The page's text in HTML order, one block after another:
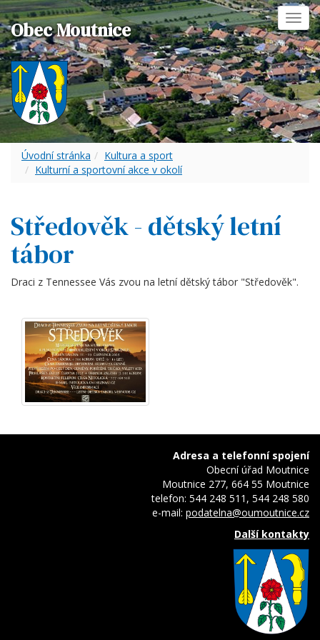
Obec Moutnice
Úvodní stránka
Kultura a sport
Kulturní a sportovní akce v okolí
Středověk - dětský letní
tábor
Draci z Tennessee Vás zvou na letní dětský tábor "Středověk".
Adresa a telefonní spojení
Obecní úřad Moutnice
Moutnice 277, 664 55 Moutnice
telefon: 544 248 511, 544 248 580
e-mail: podatelna@oumoutnice.cz
Další kontakty